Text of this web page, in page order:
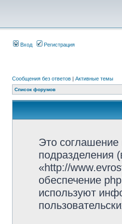
Вход Регистрация
Сообщения без ответов | Активные темы
Список форумов
Это соглашение
подразделения
«http://
обеспечение
используют